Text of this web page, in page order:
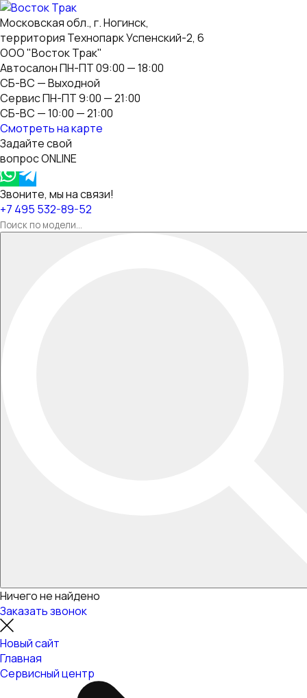
Московская обл., г. Ногинск,
территория Технопарк Успенский-2, 6
ООО "Восток Трак"
Автосалон ПН-ПТ 09:00 — 18:00
СБ-ВС — Выходной
Сервис ПН-ПТ 9:00 — 21:00
СБ-ВС — 10:00 — 21:00
Смотреть на карте
Задайте свой
вопрос ONLINE
Звоните, мы на связи!
+7 495 532-89-52
Ничего не найдено
Заказать звонок
Новый сайт
Главная
Сервисный центр